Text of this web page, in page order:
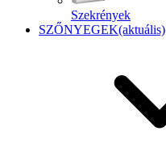
Szekrények
SZŐNYEGEK(aktuális)